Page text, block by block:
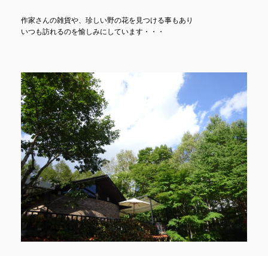
作家さんの雑貨や、珍しい野の花を見つける事もあり
いつも訪れるのを愉しみにしています・・・